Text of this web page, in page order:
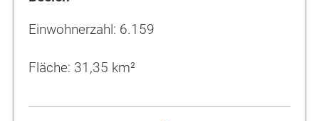
Einwohnerzahl: 6.159
Fläche: 31,35 km²